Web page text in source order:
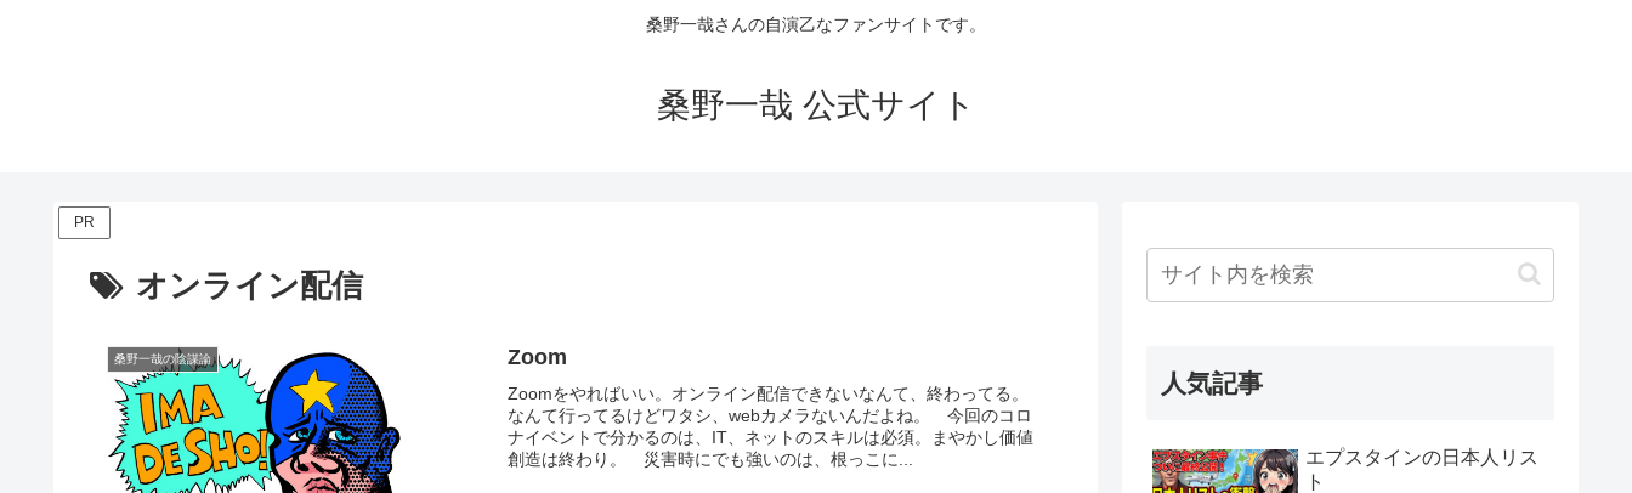
桑野一哉さんの自演乙なファンサイトです。
桑野一哉 公式サイト
PR
オンライン配信
桑野一哉の陰謀論 Zoom
Zoomをやればいい。オンライン配信できないなんて、終わってる。
なんて行ってるけどワタシ、webカメラないんだよね。 今回のコロ
ナイベントで分かるのは、IT、ネットのスキルは必須。まやかし価値
創造は終わり。 災害時にでも強いのは、根っこに...
人気記事
エプスタインの日本人リス
ト